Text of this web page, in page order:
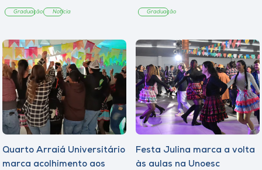
Graduação Notícia Graduação
Quarto Arraiá Universitário
marca acolhimento aos
Festa Julina marca a volta
às aulas na Unoesc